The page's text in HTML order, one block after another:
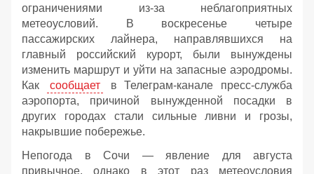
ограничениями из-за неблагоприятных
метеоусловий. В воскресенье четыре
пассажирских лайнера, направлявшихся на
главный российский курорт, были вынуждены
изменить маршрут и уйти на запасные аэродромы.
Как
сообщает
в Телеграм-канале пресс-служба
аэропорта, причиной вынужденной посадки в
других городах стали сильные ливни и грозы,
накрывшие побережье.
Непогода в Сочи — явление для августа
привычное, однако в этот раз метеоусловия